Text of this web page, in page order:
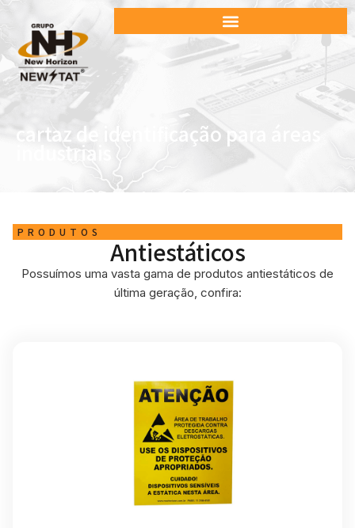
cartaz de identificação para áreas
industriais
PRODUTOS
Antiestáticos
Possuímos uma vasta gama de produtos antiestáticos de
última geração, confira: